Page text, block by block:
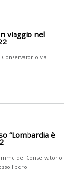
viaggio nel
Via
“Lombardia è
del Conservatorio
libero.